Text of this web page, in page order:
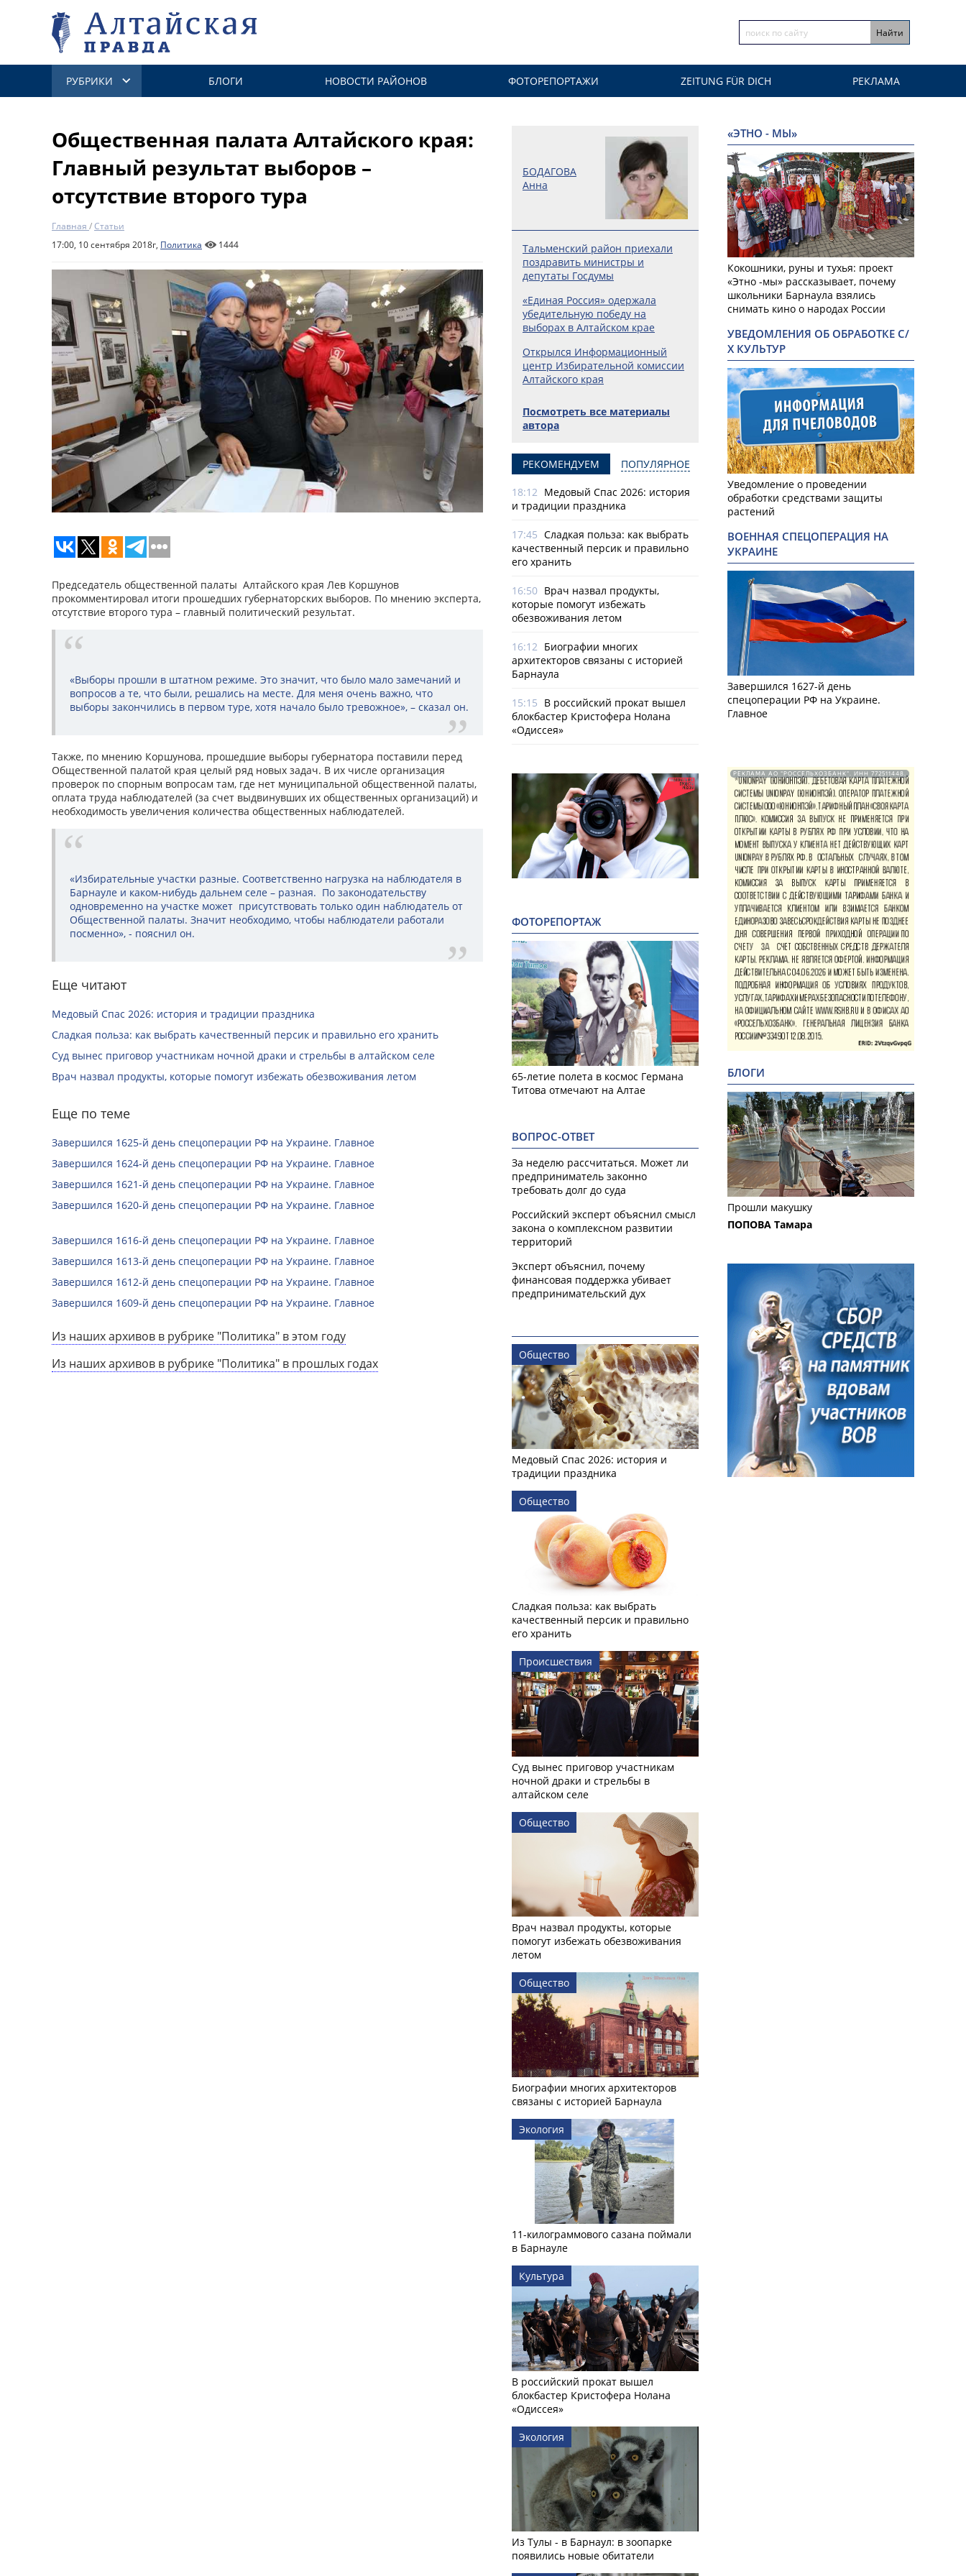
РУБРИКИ БЛОГИ НОВОСТИ РАЙОНОВ ФОТОРЕПОРТАЖИ ZEITUNG FÜR DICH РЕКЛАМА
Общественная палата Алтайского края:
Главный результат выборов –
отсутствие второго тура
Главная /Статьи
17:00, 10 сентября 2018г, Политика 1444
Председатель общественной палаты Алтайского края Лев Коршунов
прокомментировал итоги прошедших губернаторских выборов. По мнению эксперта,
отсутствие второго тура – главный политический результат.
«Выборы прошли в штатном режиме. Это значит, что было мало замечаний и
вопросов а те, что были, решались на месте. Для меня очень важно, что
выборы закончились в первом туре, хотя начало было тревожное», – сказал он.
Также, по мнению Коршунова, прошедшие выборы губернатора поставили перед
Общественной палатой края целый ряд новых задач. В их числе организация
проверок по спорным вопросам там, где нет муниципальной общественной палаты,
оплата труда наблюдателей (за счет выдвинувших их общественных организаций) и
необходимость увеличения количества общественных наблюдателей.
«Избирательные участки разные. Соответственно нагрузка на наблюдателя в
Барнауле и каком-нибудь дальнем селе – разная. По законодательству
одновременно на участке может присутствовать только один наблюдатель от
Общественной палаты. Значит необходимо, чтобы наблюдатели работали
посменно», - пояснил он.
Еще читают
Медовый Спас 2026: история и традиции праздника
Сладкая польза: как выбрать качественный персик и правильно его хранить
Суд вынес приговор участникам ночной драки и стрельбы в алтайском селе
Врач назвал продукты, которые помогут избежать обезвоживания летом
Еще по теме
Завершился 1625-й день спецоперации РФ на Украине. Главное
Завершился 1624-й день спецоперации РФ на Украине. Главное
Завершился 1621-й день спецоперации РФ на Украине. Главное
Завершился 1620-й день спецоперации РФ на Украине. Главное
Завершился 1616-й день спецоперации РФ на Украине. Главное
Завершился 1613-й день спецоперации РФ на Украине. Главное
Завершился 1612-й день спецоперации РФ на Украине. Главное
Завершился 1609-й день спецоперации РФ на Украине. Главное
Из наших архивов в рубрике "Политика" в этом году
Из наших архивов в рубрике "Политика" в прошлых годах
БОДАГОВА
Анна
Тальменский район приехали
поздравить министры и
депутаты Госдумы
«Единая Россия» одержала
убедительную победу на
выборах в Алтайском крае
Открылся Информационный
центр Избирательной комиссии
Алтайского края
Посмотреть все материалы
автора
РЕКОМЕНДУЕМ ПОПУЛЯРНОЕ
18:12 Медовый Спас 2026: история
и традиции праздника
17:45 Сладкая польза: как выбрать
качественный персик и правильно
его хранить
16:50 Врач назвал продукты,
которые помогут избежать
обезвоживания летом
16:12 Биографии многих
архитекторов связаны с историей
Барнаула
15:15 В российский прокат вышел
блокбастер Кристофера Нолана
«Одиссея»
ФОТОРЕПОРТАЖ
65-летие полета в космос Германа
Титова отмечают на Алтае
ВОПРОС-ОТВЕТ
За неделю рассчитаться. Может ли
предприниматель законно
требовать долг до суда
Российский эксперт объяснил смысл
закона о комплексном развитии
территорий
Эксперт объяснил, почему
финансовая поддержка убивает
предпринимательский дух
Общество
Медовый Спас 2026: история и
традиции праздника
Общество
Сладкая польза: как выбрать
качественный персик и правильно
его хранить
Происшествия
Суд вынес приговор участникам
ночной драки и стрельбы в
алтайском селе
Общество
Врач назвал продукты, которые
помогут избежать обезвоживания
летом
Общество
Биографии многих архитекторов
связаны с историей Барнаула
Экология
11-килограммового сазана поймали
в Барнауле
Культура
В российский прокат вышел
блокбастер Кристофера Нолана
«Одиссея»
Экология
Из Тулы - в Барнаул: в зоопарке
появились новые обитатели
«ЭТНО - МЫ»
Кокошники, руны и тухья: проект
«Этно -мы» рассказывает, почему
школьники Барнаула взялись
снимать кино о народах России
УВЕДОМЛЕНИЯ ОБ ОБРАБОТКЕ С/
Х КУЛЬТУР
Уведомление о проведении
обработки средствами защиты
растений
ВОЕННАЯ СПЕЦОПЕРАЦИЯ НА
УКРАИНЕ
Завершился 1627-й день
спецоперации РФ на Украине.
Главное
РЕКЛАМА АО "РОССЕЛЬХОЗБАНК". ИНН 772511448.
БЛОГИ
Прошли макушку
ПОПОВА Тамара